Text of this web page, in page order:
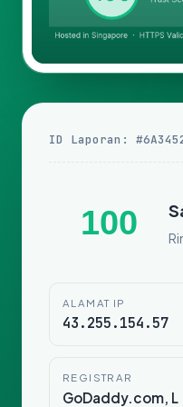
ID Laporan:
100
ALAMAT IP
43.255.154.57
REGISTRAR
GoDaddy.com, L